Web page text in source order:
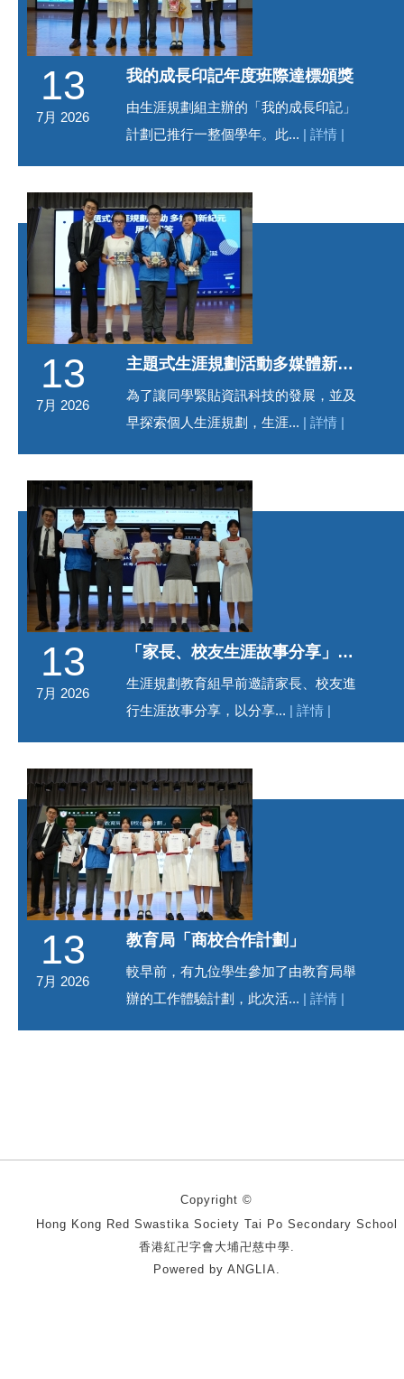
13
7月 2026
我的成長印記年度班際達標頒獎
由生涯規劃組主辦的「我的成長印記」
計劃已推行一整個學年。此... | 詳情 |
13
7月 2026
主題式生涯規劃活動多媒體新紀元展板問答頒獎
為了讓同學緊貼資訊科技的發展，並及
早探索個人生涯規劃，生涯... | 詳情 |
13
7月 2026
「家長、校友生涯故事分享」最佳作答獎
生涯規劃教育組早前邀請家長、校友進
行生涯故事分享，以分享... | 詳情 |
13
7月 2026
教育局「商校合作計劃」
較早前，有九位學生參加了由教育局舉
辦的工作體驗計劃，此次活... | 詳情 |
Copyright ©
Hong Kong Red Swastika Society Tai Po Secondary School
香港紅卍字會大埔卍慈中學.
Powered by ANGLIA.